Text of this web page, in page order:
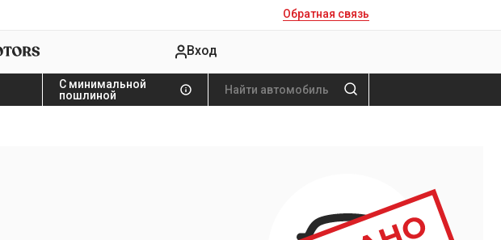
Обратная связь
Вход
С минимальной
пошлиной